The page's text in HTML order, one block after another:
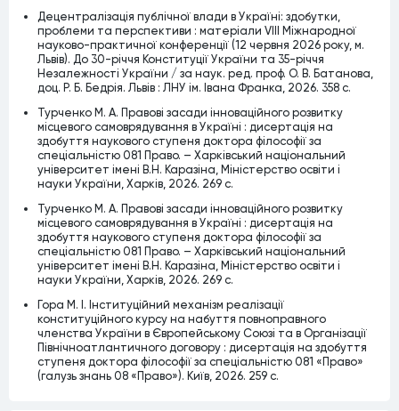
Децентралізація публічної влади в Україні: здобутки,
проблеми та перспективи : матеріали VІІІ Міжнародної
науково-практичної конференції (12 червня 2026 року, м.
Львів). До 30-річчя Конституції України та 35-річчя
Незалежності України / за наук. ред. проф. О. В. Батанова,
доц. Р. Б. Бедрія. Львів : ЛНУ ім. Івана Франка, 2026. 358 с.
Турченко М. А. Правові засади інноваційного розвитку
місцевого самоврядування в Україні : дисертація на
здобуття наукового ступеня доктора філософії за
спеціальністю 081 Право. – Харківський національний
університет імені В.Н. Каразіна, Міністерство освіти і
науки України, Харків, 2026. 269 c.
Турченко М. А. Правові засади інноваційного розвитку
місцевого самоврядування в Україні : дисертація на
здобуття наукового ступеня доктора філософії за
спеціальністю 081 Право. – Харківський національний
університет імені В.Н. Каразіна, Міністерство освіти і
науки України, Харків, 2026. 269 c.
Гора М. І. Інституційний механізм реалізації
конституційного курсу на набуття повноправного
членства України в Європейському Союзі та в Організації
Північноатлантичного договору : дисертація на здобуття
ступеня доктора філософії за спеціальністю 081 «Право»
(галузь знань 08 «Право»). Київ, 2026. 259 с.